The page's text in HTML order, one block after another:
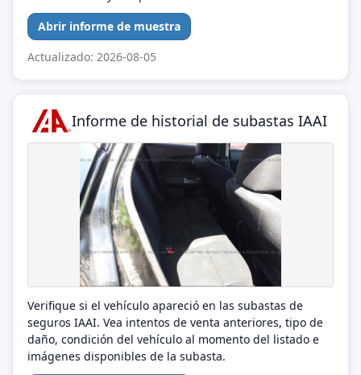
Abrir informe de muestra
Actualizado: 2026-08-05
Informe de historial de subastas IAAI
Verifique si el vehículo apareció en las subastas de
seguros IAAI. Vea intentos de venta anteriores, tipo de
daño, condición del vehículo al momento del listado e
imágenes disponibles de la subasta.